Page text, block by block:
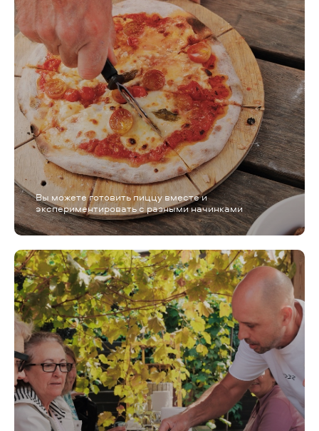
Вы можете готовить пиццу вместе и
экспериментировать с разными начинками